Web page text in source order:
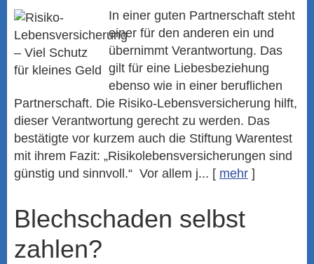
In einer guten Partnerschaft steht
einer für den anderen ein und
übernimmt Verantwortung. Das
gilt für eine Liebesbeziehung
ebenso wie in einer beruflichen
Partnerschaft. Die Risiko-Lebensversicherung hilft,
dieser Verantwortung gerecht zu werden. Das
bestätigte vor kurzem auch die Stiftung Warentest
mit ihrem Fazit: „Risiko­lebens­ver­si­che­rungen sind
günstig und sinnvoll.“ Vor allem j... [ mehr ]
Blechschaden selbst
zahlen?